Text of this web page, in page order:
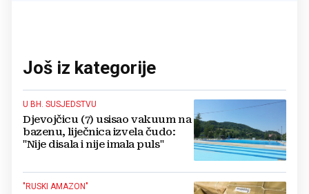
Još iz kategorije
U BH. SUSJEDSTVU
Djevojčicu (7) usisao vakuum na
bazenu, liječnica izvela čudo:
"Nije disala i nije imala puls"
"RUSKI AMAZON"